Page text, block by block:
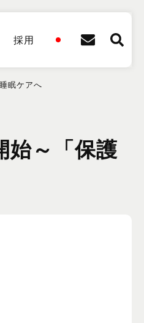
採用
眠ケアへ
始～「保護